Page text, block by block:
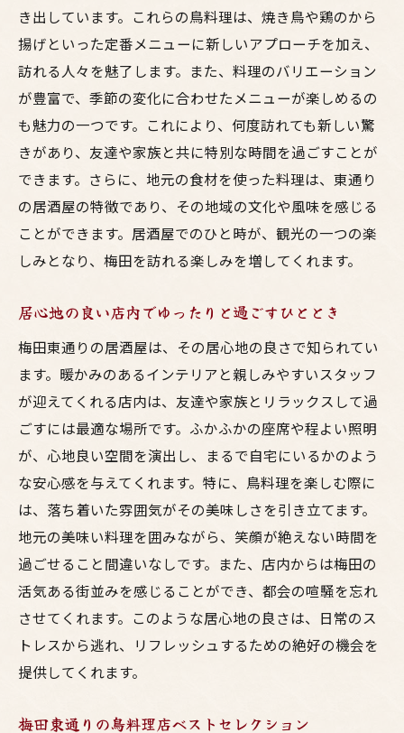
東通りの居酒屋で体験する梅田の美味しい呑み
スタイル
地元民に愛される居酒屋の秘密
異なるジャンルの料理を一度に楽しむ
リーズナブルな価格で味わう多彩な料理
梅田の夜を楽しむためのおすすめ呑み方
呑みの合間に楽しむ軽食メニュー
地酒と一緒に楽しむ美味しい料理
リーズナブルに楽しむ！梅田東通りの鳥料理巡
コスパ抜群の居酒屋特集
お財布に優しい人気メニューの紹介
お得なセットメニューで楽しむ鳥料理
梅田で味わう絶品鳥料理をお手頃価格で
予算を気にせず楽しめる美味しい夜
地元の味を満喫するためのお得情報
地酒と共に極上の味を堪能する梅田東通りの夜
地酒の魅力を引き出す鳥料理の組み合わせ
酒蔵直送の新鮮な地酒を楽しむ
梅田東通りでしか味わえない地酒の数々
特別な夜に飲みたいおすすめ地酒
料理との相性抜群な地酒の選び方
地酒と共に堪能する贅沢な食事体験
き出しています。これらの鳥料理は、焼き鳥や鶏のから
揚げといった定番メニューに新しいアプローチを加え、
訪れる人々を魅了します。また、料理のバリエーション
が豊富で、季節の変化に合わせたメニューが楽しめるの
も魅力の一つです。これにより、何度訪れても新しい驚
きがあり、友達や家族と共に特別な時間を過ごすことが
できます。さらに、地元の食材を使った料理は、東通り
の居酒屋の特徴であり、その地域の文化や風味を感じる
ことができます。居酒屋でのひと時が、観光の一つの楽
しみとなり、梅田を訪れる楽しみを増してくれます。
居心地の良い店内でゆったりと過ごすひととき
梅田東通りの居酒屋は、その居心地の良さで知られてい
ます。暖かみのあるインテリアと親しみやすいスタッフ
が迎えてくれる店内は、友達や家族とリラックスして過
ごすには最適な場所です。ふかふかの座席や程よい照明
が、心地良い空間を演出し、まるで自宅にいるかのよう
な安心感を与えてくれます。特に、鳥料理を楽しむ際に
は、落ち着いた雰囲気がその美味しさを引き立てます。
地元の美味い料理を囲みながら、笑顔が絶えない時間を
過ごせること間違いなしです。また、店内からは梅田の
活気ある街並みを感じることができ、都会の喧騒を忘れ
させてくれます。このような居心地の良さは、日常のス
トレスから逃れ、リフレッシュするための絶好の機会を
提供してくれます。
梅田東通りの鳥料理店ベストセレクション